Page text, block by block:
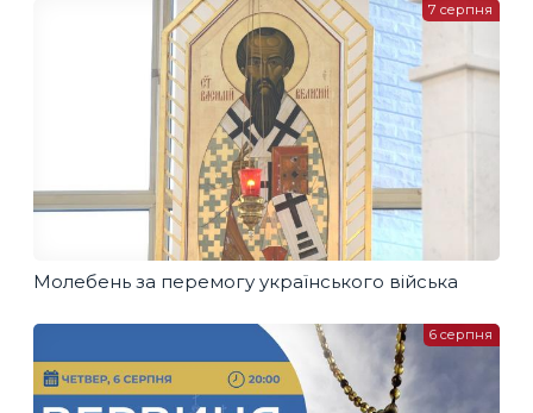
Молебень за перемогу українського війська
7 серпня
6 серпня